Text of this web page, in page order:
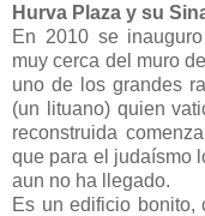
Hurva Plaza y su
En 2010 se
muy cerca del muro
uno de los grandes
(un lituano) quien
reconstruida
que para el judaísmo
aun no ha llegado.
Es un edificio bonito,